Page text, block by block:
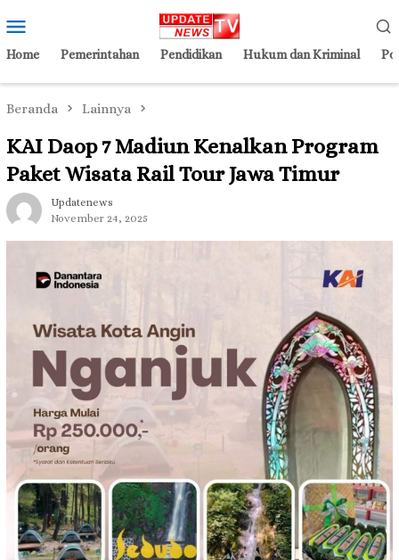
ke
kontenMobile
Home Pemerintahan Pendidikan Hukum dan Kriminal
Beranda Lainnya
KAI Daop 7 Madiun Kenalkan Program
Paket Wisata Rail Tour Jawa Timur
Updatenews
November 24, 2025